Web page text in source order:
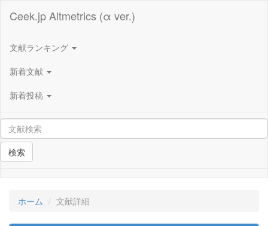
Ceek.jp Altmetrics (α ver.)
文献ランキング
新着文献
新着投稿
検索
ホーム 文献詳細